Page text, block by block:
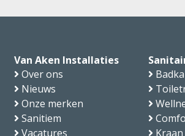
Van Aken Installaties
Over ons
Nieuws
Onze merken
Sanitiem
Vacatures